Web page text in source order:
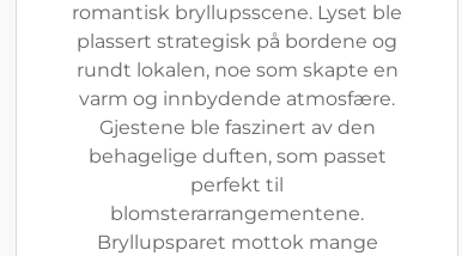
romantisk bryllupsscene. Lyset ble
plassert strategisk på bordene og
rundt lokalen, noe som skapte en
varm og innbydende atmosfære.
Gjestene ble faszinert av den
behagelige duften, som passet
perfekt til
blomsterarrangementene.
Bryllupsparet mottok mange